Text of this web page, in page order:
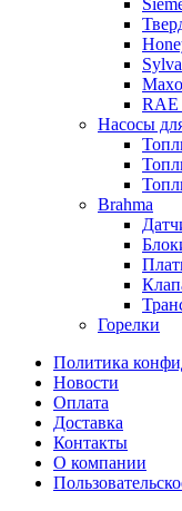
RAE
Насосы
Brahma
Горелки
Политика
Новости
Оплата
Доставка
Контакты
О компании